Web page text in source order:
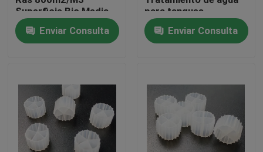
El blog
Medios de filtro MBBR
Bio medios de MBBR
Superficie Bio Media
Enviar Consulta
para tanques
anaeróbicos
Enviar Consulta